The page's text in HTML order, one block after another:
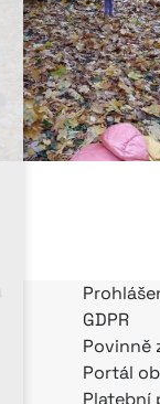
GDPR
Povinně
Portál
Platební